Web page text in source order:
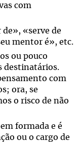
com
«serve de
mentor é», etc.
ou pouco
destinatários.
com
ora, se
o risco de não
formada e é
ou o cargo de